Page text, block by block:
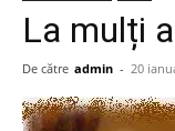
La mulți
De către admin - 20